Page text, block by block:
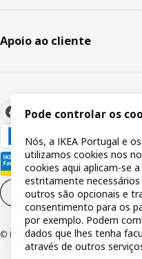
Apoio ao cliente
Definições de cookies
© Inter IKEA Systems B.V 1999-2026
Pode controlar os
Nós, a IKEA Portugal e
utilizamos cookies nos
cookies aqui aplicam-se
estritamente
outros são opcionais e
consentimento para os
por exemplo. Podem
dados que lhes tenha
através de outros